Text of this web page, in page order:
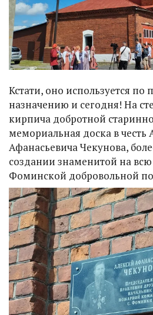
Кстати, оно используется по
назначению и сегодня! На
кирпича добротной
мемориальная доска в честь
Афанасьевича Чекунова,
создании знаменитой на
Фоминской добровольной